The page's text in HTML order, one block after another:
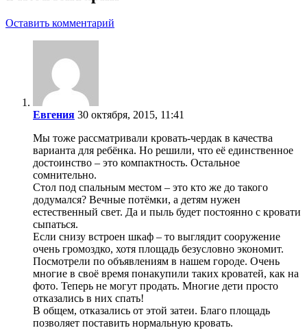
Оставить комментарий
Евгения 30 октября, 2015, 11:41
Мы тоже рассматривали кровать-чердак в качества
варианта для ребёнка. Но решили, что её единственное
достоинство – это компактность. Остальное
сомнительно.
Стол под спальным местом – это кто же до такого
додумался? Вечные потёмки, а детям нужен
естественный свет. Да и пыль будет постоянно с кровати
сыпаться.
Если снизу встроен шкаф – то выглядит сооружение
очень громоздко, хотя площадь безусловно экономит.
Посмотрели по объявлениям в нашем городе. Очень
многие в своё время понакупили таких кроватей, как на
фото. Теперь не могут продать. Многие дети просто
отказались в них спать!
В общем, отказались от этой затеи. Благо площадь
позволяет поставить нормальную кровать.